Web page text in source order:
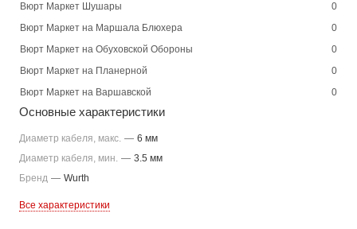
Вюрт Маркет Шушары
0
Вюрт Маркет на Маршала Блюхера
0
Вюрт Маркет на Обуховской Обороны
0
Вюрт Маркет на Планерной
0
Вюрт Маркет на Варшавской
0
Основные характеристики
Диаметр кабеля, макс. — 6 мм
Диаметр кабеля, мин. — 3.5 мм
Бренд — Wurth
Все характеристики